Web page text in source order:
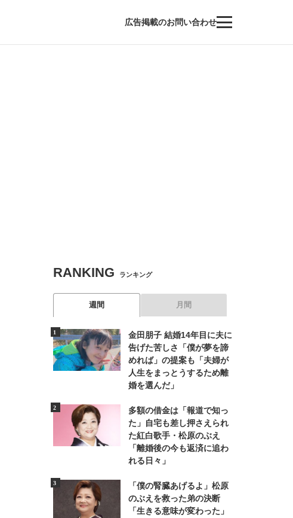
広告掲載のお問い合わせ
RANKING ランキング
週間 月間
金田朋子 結婚14年目に夫に
告げた苦しさ「僕が夢を諦
めれば」の提案も「夫婦が
人生をまっとうするため離
婚を選んだ」
多額の借金は「報道で知っ
た」自宅も差し押さえられ
た紅白歌手・松原のぶえ
「離婚後の今も返済に追わ
れる日々」
「僕の腎臓あげるよ」松原
のぶえを救った弟の決断
「生きる意味が変わった」